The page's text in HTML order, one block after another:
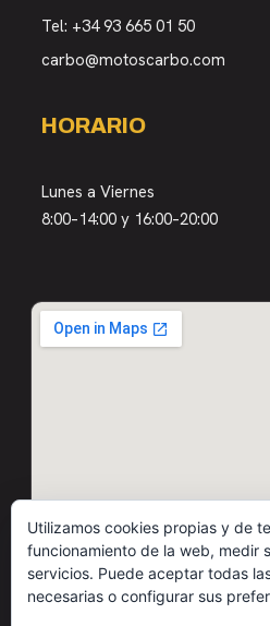
Tel: +34 93 665 01 50
carbo@motoscarbo.com
HORARIO
Lunes a Viernes
8:00–14:00 y 16:00–20:00
Utilizamos cookies propias y de
funcionamiento de la web, medir
servicios. Puede aceptar todas
necesarias o configurar sus